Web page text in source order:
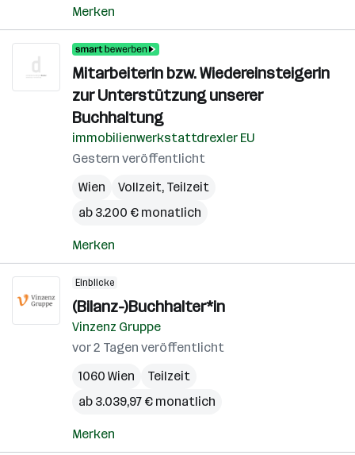
Merken
Mitarbeiterin bzw. Wiedereinsteigerin
zur Unterstützung unserer
Buchhaltung
immobilienwerkstattdrexler EU
Gestern veröffentlicht
Wien
Vollzeit, Teilzeit
ab 3.200 € monatlich
Merken
Einblicke
(Bilanz-)Buchhalter*in
Vinzenz Gruppe
vor 2 Tagen veröffentlicht
1060 Wien
Teilzeit
ab 3.039,97 € monatlich
Merken